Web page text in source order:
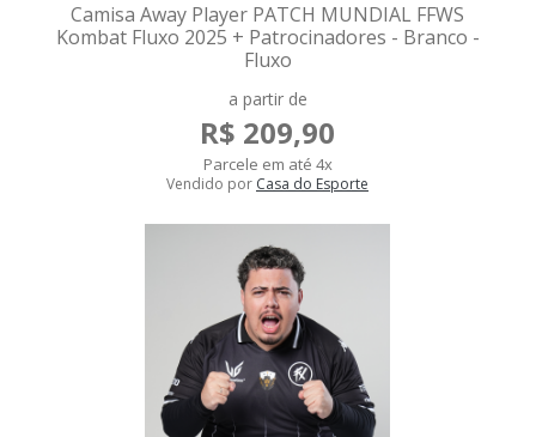
Camisa Away Player PATCH MUNDIAL FFWS
Kombat Fluxo 2025 + Patrocinadores - Branco -
Fluxo
a partir de
R$ 209,90
Parcele em até 4x
Vendido por Casa do Esporte